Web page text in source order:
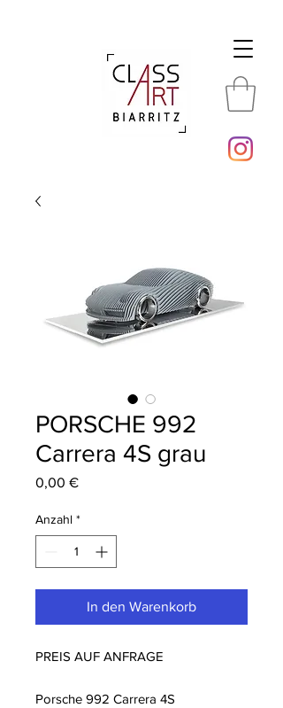
PORSCHE 992
Carrera 4S grau
0,00 €Preis
Anzahl *
In den Warenkorb
PREIS AUF ANFRAGE
Porsche 992 Carrera 4S